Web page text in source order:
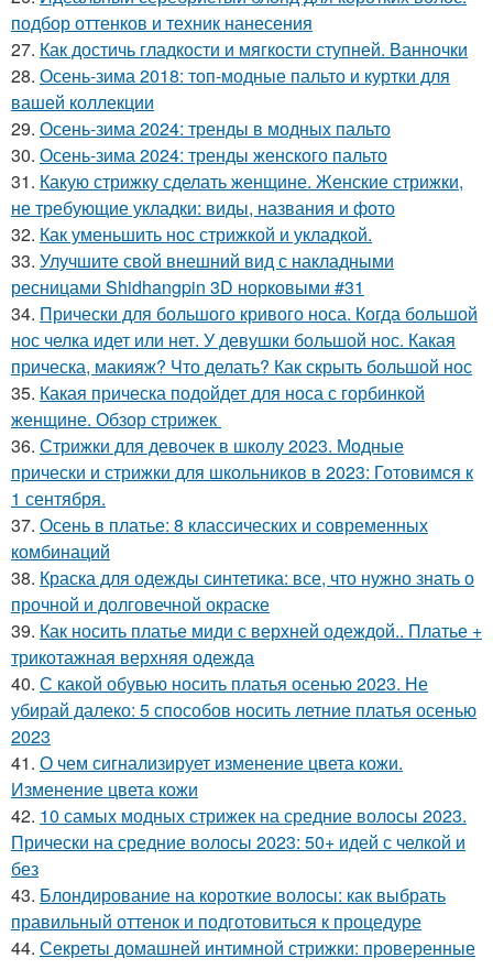
подбор оттенков и техник нанесения
27. Как достичь гладкости и мягкости ступней. Ванночки
28. Осень-зима 2018: топ-модные пальто и куртки для
вашей коллекции
29. Осень-зима 2024: тренды в модных пальто
30. Осень-зима 2024: тренды женского пальто
31. Какую стрижку сделать женщине. Женские стрижки,
не требующие укладки: виды, названия и фото
32. Как уменьшить нос стрижкой и укладкой.
33. Улучшите свой внешний вид с накладными
ресницами Shidhangpin 3D норковыми #31
34. Прически для большого кривого носа. Когда большой
нос челка идет или нет. У девушки большой нос. Какая
прическа, макияж? Что делать? Как скрыть большой нос
35. Какая прическа подойдет для носа с горбинкой
женщине. Обзор стрижек
36. Стрижки для девочек в школу 2023. Модные
прически и стрижки для школьников в 2023: Готовимся к
1 сентября.
37. Осень в платье: 8 классических и современных
комбинаций
38. Краска для одежды синтетика: все, что нужно знать о
прочной и долговечной окраске
39. Как носить платье миди с верхней одеждой.. Платье +
трикотажная верхняя одежда
40. С какой обувью носить платья осенью 2023. Не
убирай далеко: 5 способов носить летние платья осенью
2023
41. О чем сигнализирует изменение цвета кожи.
Изменение цвета кожи
42. 10 самых модных стрижек на средние волосы 2023.
Прически на средние волосы 2023: 50+ идей с челкой и
без
43. Блондирование на короткие волосы: как выбрать
правильный оттенок и подготовиться к процедуре
44. Секреты домашней интимной стрижки: проверенные